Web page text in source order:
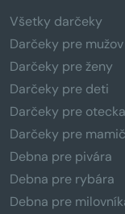
Všetky darčeky
Darčeky pre mužov
Darčeky pre ženy
Darčeky pre deti
Darčeky pre otecka
Darčeky pre
Debna pre pivára
Debna pre rybára
Debna pre